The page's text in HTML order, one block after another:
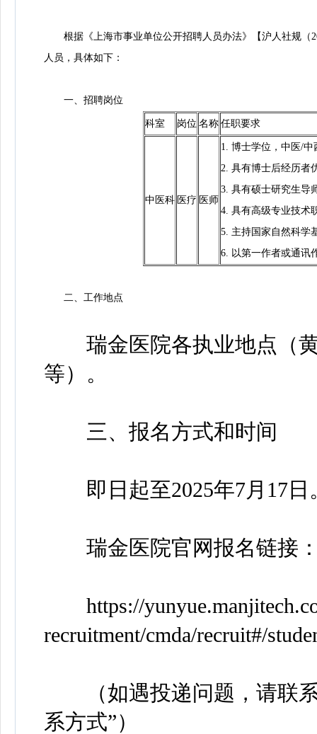
根据《上海市事业单位公开招聘人员办法》【沪人社规（
人员，具体如下：
一、招聘岗位
科室 岗位 名称 任职要求
中医科 医疗 医师
1. 博士学位，中医/
2. 具有博士后经历者
3. 具有硕士研究生导
4. 具有高级专业技术
5. 主持国家自然科学
6. 以第一作者或通讯
二、工作地点
瑞金医院各执业地点（黄
等）。
三、报名方式和时间
即日起至2025年7月17日
瑞金医院官网报名链接
https://
recruitment/cmda/recruit#/
（如遇投递问题，请联系
系方式”）